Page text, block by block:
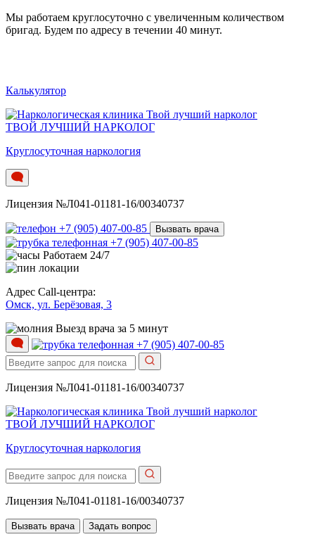
Мы работаем круглосуточно c увеличенным количеством
бригад. Будем по адресу в течении 40 минут.
Калькулятор
ТВОЙ ЛУЧШИЙ НАРКОЛОГ
Круглосуточная наркология
Лицензия №Л041-01181-16/00340737
+7 (905) 407-00-85 Вызвать врача
+7 (905) 407-00-85
Работаем 24/7
Адрес Call-центра:
Омск, ул. Берёзовая, 3
Выезд врача за 5 минут
+7 (905) 407-00-85
Лицензия №Л041-01181-16/00340737
ТВОЙ ЛУЧШИЙ НАРКОЛОГ
Круглосуточная наркология
Лицензия №Л041-01181-16/00340737
Вызвать врача Задать вопрос